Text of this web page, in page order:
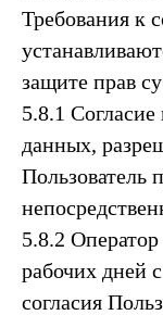
Требования к
защите прав
5.8.1
данных,
Пользователь
5.8.2 Оператор
рабочих дней
согласия